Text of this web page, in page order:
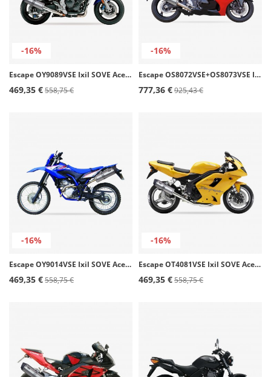
-16%
Escape OY9089VSE Ixil SOVE Acero para Yamaha FZS 1000 Fazer (00-05)
469,35 €558,75 €
-16%
Escape OS8072VSE+OS8073VSE Ixil SOVE Acero para Suzuki GSX 1300 R Hayabusa (08-16)
777,36 €925,43 €
-16%
Escape OY9014VSE Ixil SOVE Acero para Yamaha WR 125 R - X (09-16)
469,35 €558,75 €
-16%
Escape OT4081VSE Ixil SOVE Acero para Triumph T 955 i Speed Triple - Daytona (98-01)
469,35 €558,75 €